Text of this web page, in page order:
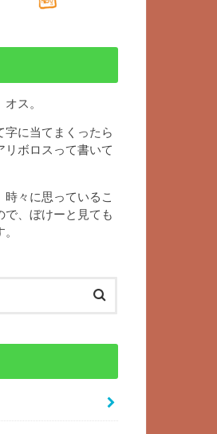
ス。
字に当てまくったら
リボロスって書いて
々に思っているこ
で、ぼけーと見ても